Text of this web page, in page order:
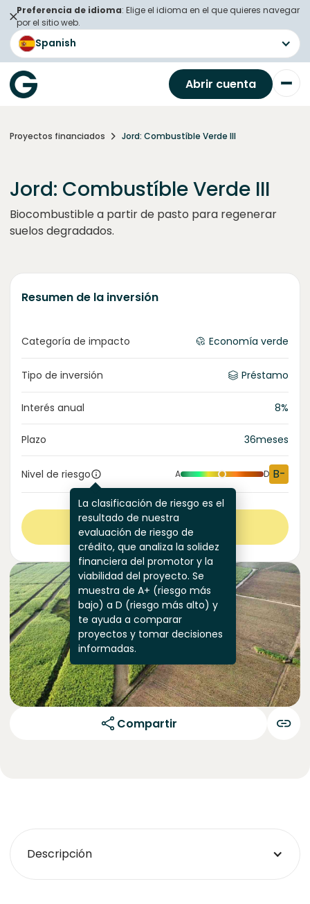
Preferencia de idioma: Elige el idioma en el que quieres navegar
por el sitio web.
Spanish
Abrir cuenta
Proyectos financiados Jord: Combustíble Verde III
Jord: Combustíble Verde III
Biocombustible a partir de pasto para regenerar
suelos degradados.
Resumen de la inversión
Categoría de impacto Economía verde
Tipo de inversión Préstamo
Interés anual 8%
Plazo 36meses
Nivel de riesgo
La clasificación de riesgo es el
resultado de nuestra
evaluación de riesgo de
crédito, que analiza la solidez
financiera del promotor y la
viabilidad del proyecto. Se
muestra de A+ (riesgo más
bajo) a D (riesgo más alto) y
te ayuda a comparar
proyectos y tomar decisiones
informadas.
A D B-
Ver más
Compartir
Descripción